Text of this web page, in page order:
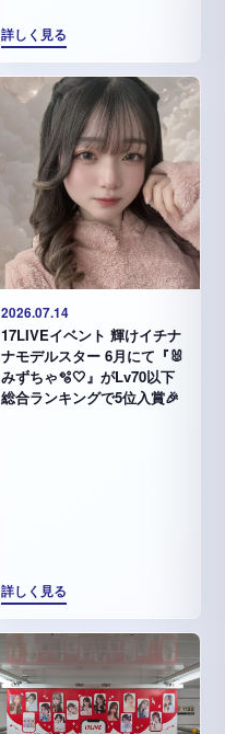
詳しく見る
2026.07.14
17LIVEイベント 輝けイチナ
ナモデルスター 6月にて『🐰
みずちゃ️🫧🤍』がLv70以下
総合ランキングで5位入賞🎉
詳しく見る